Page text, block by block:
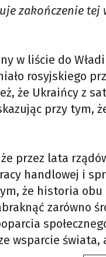
zakończenie
w liście do
rosyjskiego
że Ukraińcy z
przy tym,
że przez lata
handlowej i
że historia
zarówno
wsparcie